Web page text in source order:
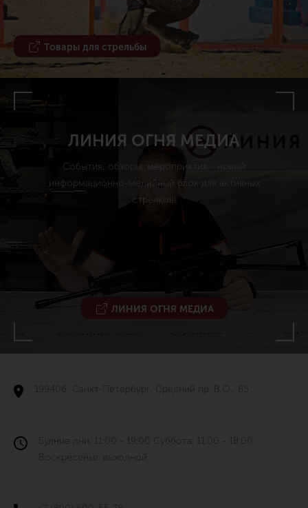
ЛИНИЯ ОГНЯ МЕДИА
События, обзоры, мероприятия - новый
информационно-медийный блок для активных
стрелков!
ЛИНИЯ ОГНЯ МЕДИА
Товары для стрельбы
199406, Санкт-Петербург, Средний пр. В.О., 85
Будние дни: 11:00 - 19:00 Суббота: 11:00 - 18:00
Воскресенье: выходной